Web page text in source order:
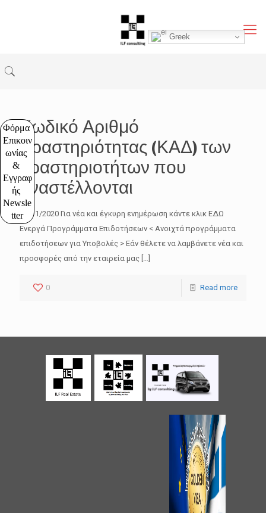
Φόρμα
Επικοιν
ωνίας
&
Εγγραφ
ής
Newsle
tter
Κωδικό Αριθμό
Δραστηριότητας (ΚΑΔ) των
δραστηριοτήτων που
αναστέλλονται
27/11/2020 Για νέα και έγκυρη ενημέρωση κάντε κλικ ΕΔΩ
Ενεργά Προγράμματα Επιδοτήσεων < Ανοιχτά προγράμματα
επιδοτήσεων για Υποβολές > Εάν θέλετε να λαμβάνετε νέα και
προσφορές από την εταιρεία μας […]
0 Read more
Greek